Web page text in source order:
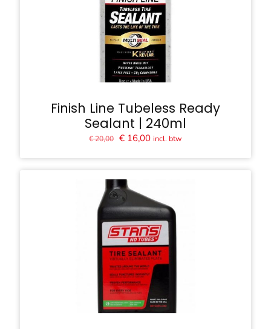
Finish Line Tubeless Ready
Sealant | 240ml
€20,00 Oorspronkelijke
€ 16,00Huidige
incl. btw